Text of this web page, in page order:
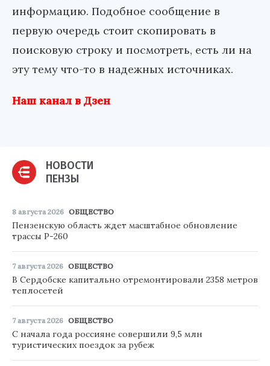
информацию. Подобное сообщение в
первую очередь стоит скопировать в
поисковую строку и посмотреть, есть ли на
эту тему что-то в надежных источниках.
Наш канал в Дзен
НОВОСТИ
ПЕНЗЫ
8 августа 2026 ОБЩЕСТВО
Пензенскую область ждет масштабное обновление
трассы Р-260
7 августа 2026 ОБЩЕСТВО
В Сердобске капитально отремонтировали 2358 метров
теплосетей
7 августа 2026 ОБЩЕСТВО
С начала года россияне совершили 9,5 млн
туристических поездок за рубеж